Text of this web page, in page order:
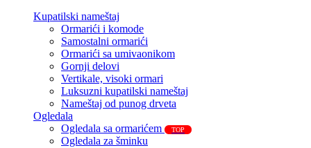
Kupatilski nameštaj
Ormarići i komode
Samostalni ormarići
Ormarići sa umivaonikom
Gornji delovi
Vertikale, visoki ormari
Luksuzni kupatilski nameštaj
Nameštaj od punog drveta
Ogledala
Ogledala sa ormarićem
TOP
Ogledala za šminku